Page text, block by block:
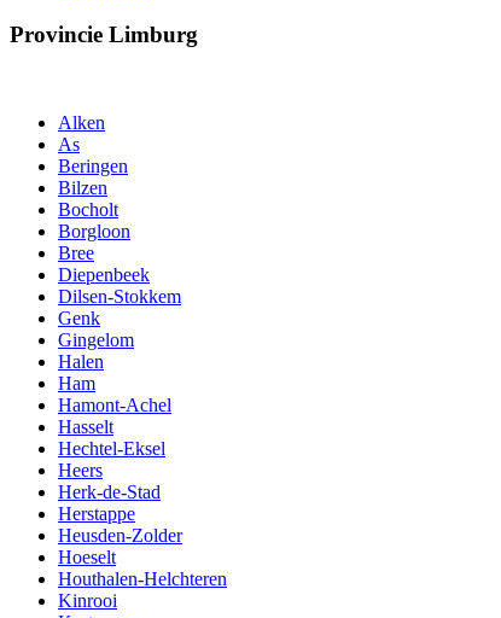
Provincie Limburg
Alken
As
Beringen
Bilzen
Bocholt
Borgloon
Bree
Diepenbeek
Dilsen-Stokkem
Genk
Gingelom
Halen
Ham
Hamont-Achel
Hasselt
Hechtel-Eksel
Heers
Herk-de-Stad
Herstappe
Heusden-Zolder
Hoeselt
Houthalen-Helchteren
Kinrooi